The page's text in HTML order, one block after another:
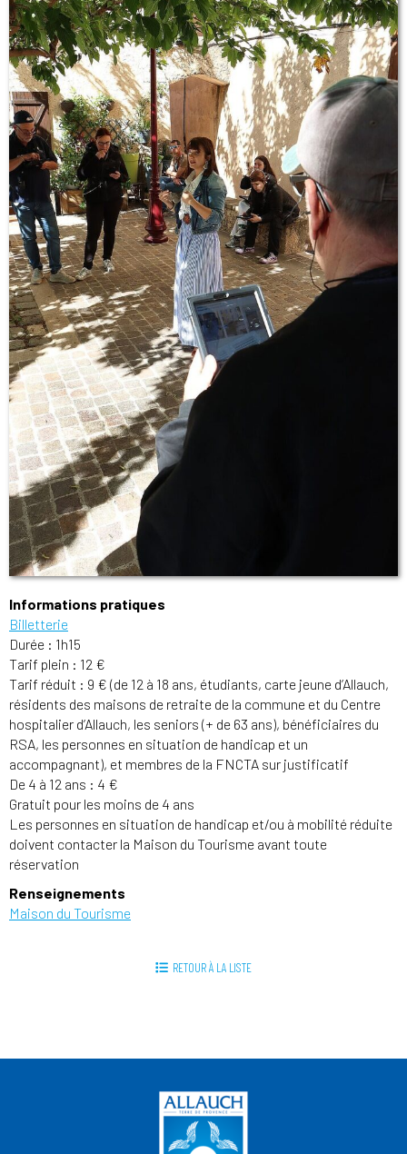
Informations pratiques
Billetterie
Durée : 1h15
Tarif plein : 12 €
Tarif réduit : 9 € (de 12 à 18 ans, étudiants, carte jeune d’Allauch,
résidents des maisons de retraite de la commune et du Centre
hospitalier d’Allauch, les seniors (+ de 63 ans), bénéficiaires du
RSA, les personnes en situation de handicap et un
accompagnant), et membres de la FNCTA sur justificatif
De 4 à 12 ans : 4 €
Gratuit pour les moins de 4 ans
Les personnes en situation de handicap et/ou à mobilité réduite
doivent contacter la Maison du Tourisme avant toute
réservation
Renseignements
Maison du Tourisme
RETOUR À LA LISTE